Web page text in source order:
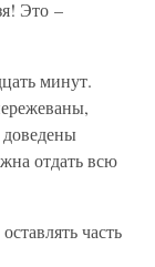
Это –
минут.
отдать всю
часть